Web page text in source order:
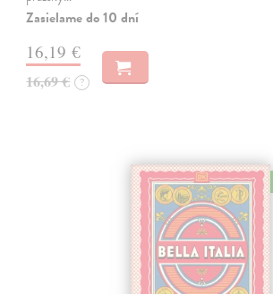
Zasielame do 10 dní
16,19 €
16,69 € ?